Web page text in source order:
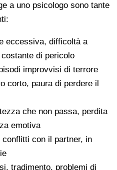
a uno psicologo sono tante
eccessiva, difficoltà a
di pericolo
improvvisi di terrore
corto, paura di perdere il
che non passa, perdita
emotiva
conflitti con il partner, in
tradimento, problemi di